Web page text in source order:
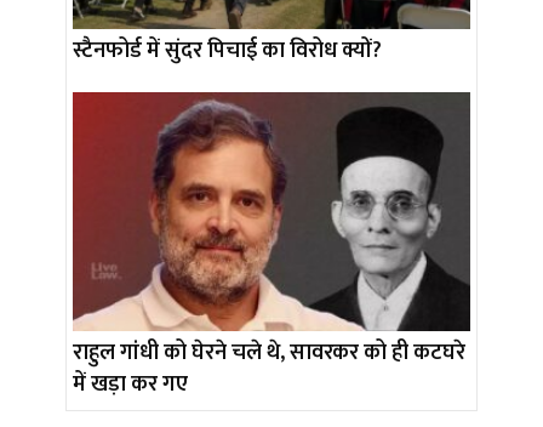
स्टैनफोर्ड में सुंदर पिचाई का विरोध क्यों?
राहुल गांधी को घेरने चले थे, सावरकर को ही कटघरे
में खड़ा कर गए